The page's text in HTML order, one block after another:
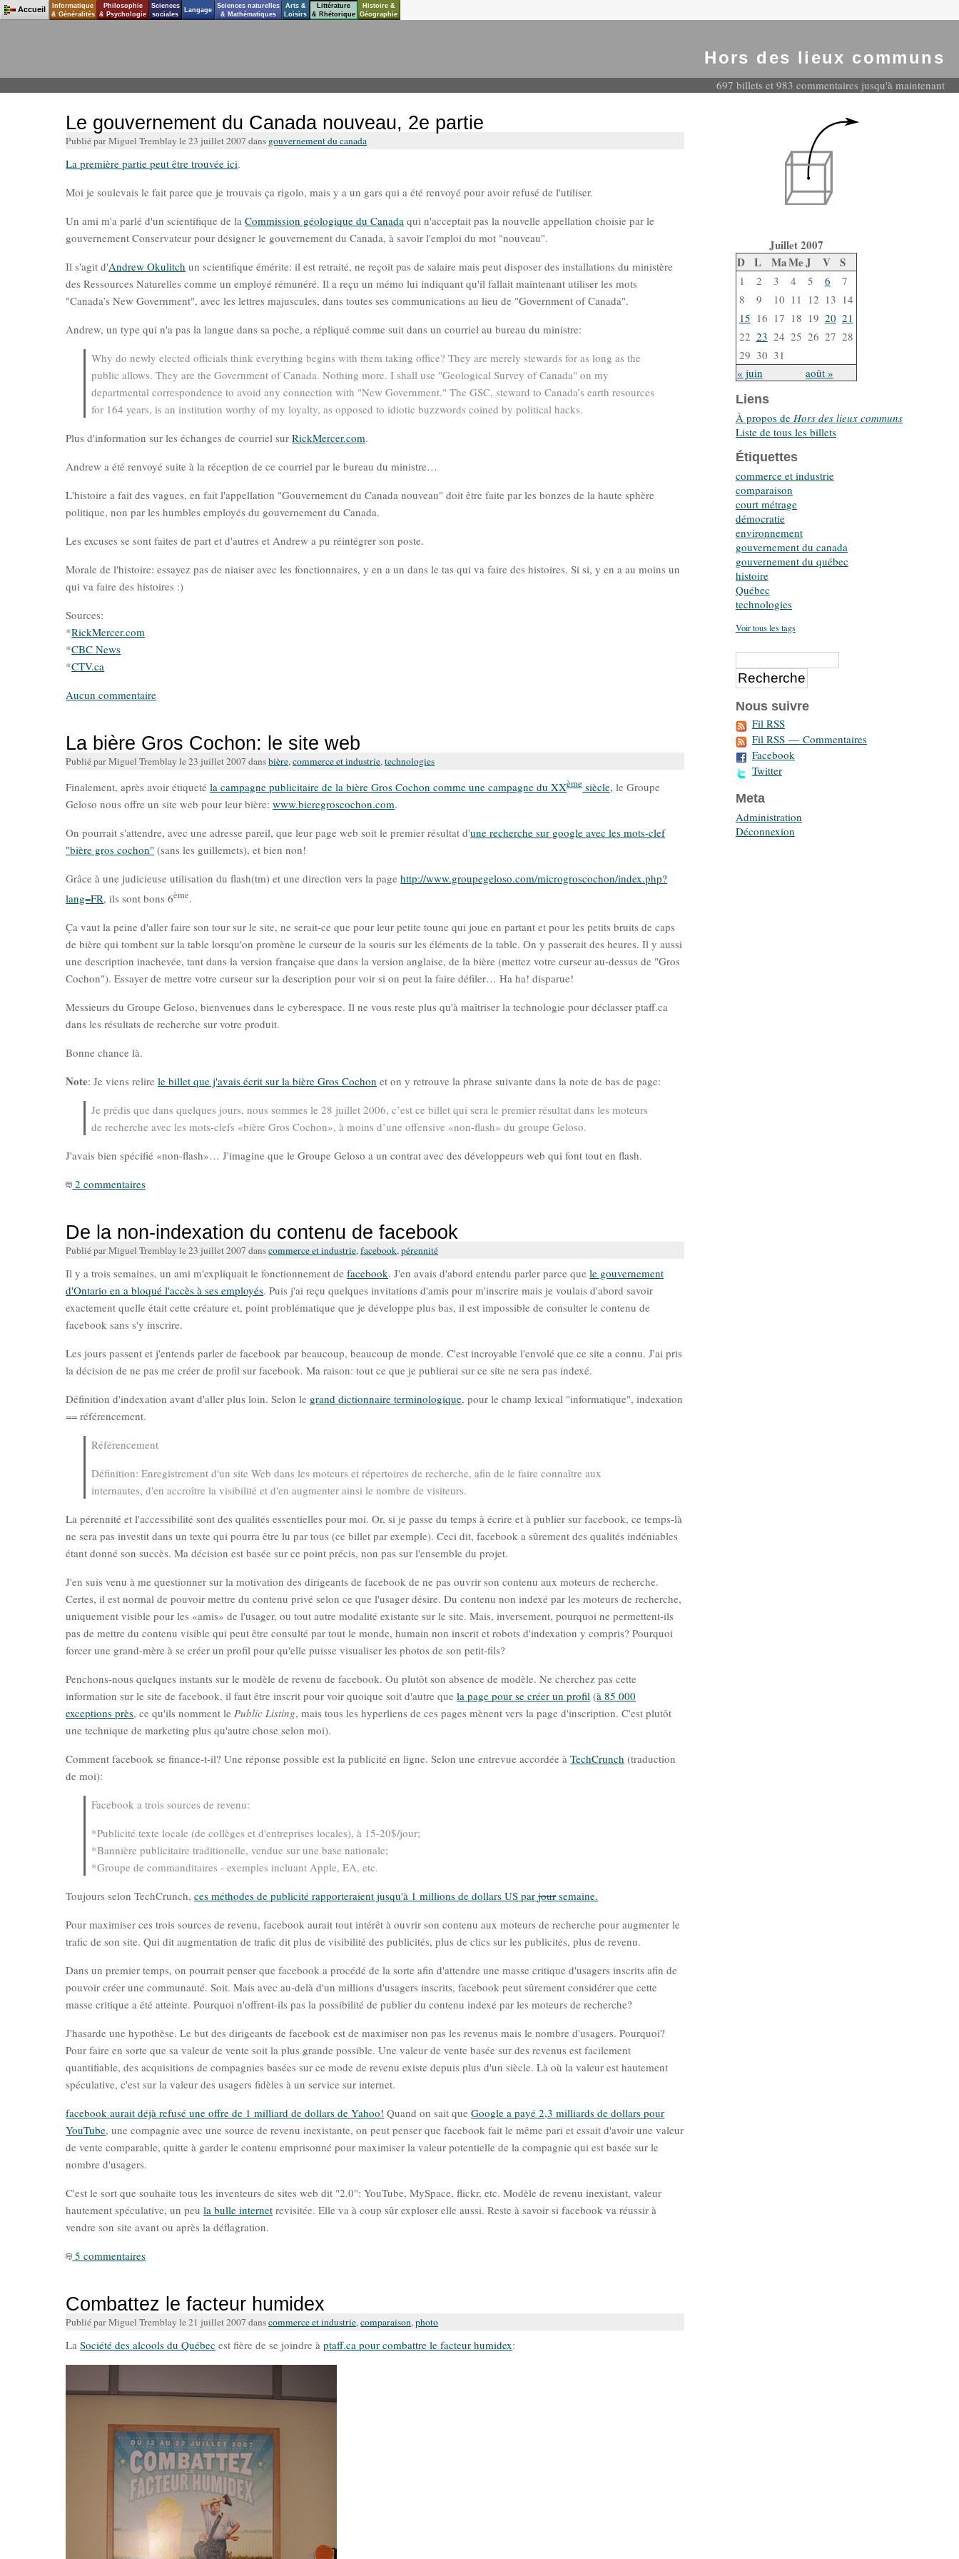
Hors des lieux communs
697 billets et 983 commentaires jusqu'à maintenant
Le gouvernement du Canada nouveau, 2e partie
Publié par Miguel Tremblay le 23 juillet 2007 dans gouvernement du canada
La première partie peut être trouvée ici.
Moi je soulevais le fait parce que je trouvais ça rigolo, mais y a un gars qui a été renvoyé pour avoir refusé de l'utiliser.
Un ami m'a parlé d'un scientifique de laCommission géologique du Canada qui n'acceptait pas la nouvelle appellation choisie par le
gouvernement Conservateur pour désigner le gouvernement du Canada, à savoir l'emploi du mot "nouveau".
Il s'agit d'Andrew Okulitch un scientifique émérite: il est retraité, ne reçoit pas de salaire mais peut disposer des installations du ministère
des Ressources Naturelles comme un employé rémunéré. Il a reçu un mémo lui indiquant qu'il fallait maintenant utiliser les mots
"Canada’s New Government", avec les lettres majuscules, dans toutes ses communications au lieu de "Government of Canada".
Andrew, un type qui n'a pas la langue dans sa poche, a répliqué comme suit dans un courriel au bureau du ministre:
Why do newly elected officials think everything begins with them taking office? They are merely stewards for as long as the
public allows. They are the Government of Canada. Nothing more. I shall use "Geological Survey of Canada" on my
departmental correspondence to avoid any connection with "New Government." The GSC, steward to Canada’s earth resources
for 164 years, is an institution worthy of my loyalty, as opposed to idiotic buzzwords coined by political hacks.
Plus d'information sur les échanges de courriel surRickMercer.com.
Andrew a été renvoyé suite à la réception de ce courriel par le bureau du ministre…
L'histoire a fait des vagues, en fait l'appellation "Gouvernement du Canada nouveau" doit être faite par les bonzes de la haute sphère
politique, non par les humbles employés du gouvernement du Canada.
Les excuses se sont faites de part et d'autres et Andrew a pu réintégrer son poste.
Morale de l'histoire: essayez pas de niaiser avec les fonctionnaires, y en a un dans le tas qui va faire des histoires. Si si, y en a au moins un
qui va faire des histoires :)
Sources:
*RickMercer.com
*CBC News
*CTV.ca
Aucun commentaire
La bière Gros Cochon: le site web
Publié par Miguel Tremblay le 23 juillet 2007 dansbière,commerce et industrie,technologies
Finalement, après avoir étiquetéla campagne publicitaire de la bière Gros Cochon comme une campagne du XXèmesiècle, le Groupe
Geloso nous offre un site web pour leur bière:www.bieregroscochon.com.
On pourrait s'attendre, avec une adresse pareil, que leur page web soit le premier résultat d'une recherche sur google avec les mots-clef
"bière gros cochon" (sans les guillemets), et bien non!
Grâce à une judicieuse utilisation du flash(tm) et une direction vers la pagehttp://www.groupegeloso.com/microgroscochon/index.php?
lang=FR, ils sont bons 6ème.
Ça vaut la peine d'aller faire son tour sur le site, ne serait-ce que pour leur petite toune qui joue en partant et pour les petits bruits de caps
de bière qui tombent sur la table lorsqu'on promène le curseur de la souris sur les éléments de la table. On y passerait des heures. Il y aussi
une description inachevée, tant dans la version française que dans la version anglaise, de la bière (mettez votre curseur au-dessus de "Gros
Cochon"). Essayer de mettre votre curseur sur la description pour voir si on peut la faire défiler… Ha ha! disparue!
Messieurs du Groupe Geloso, bienvenues dans le cyberespace. Il ne vous reste plus qu'à maîtriser la technologie pour déclasser ptaff.ca
dans les résultats de recherche sur votre produit.
Bonne chance là.
Note: Je viens relirele billet que j'avais écrit sur la bière Gros Cochon et on y retrouve la phrase suivante dans la note de bas de page:
Je prédis que dans quelques jours, nous sommes le 28 juillet 2006, c’est ce billet qui sera le premier résultat dans les moteurs
de recherche avec les mots-clefs «bière Gros Cochon», à moins d’une offensive «non-flash» du groupe Geloso.
J'avais bien spécifié «non-flash»… J'imagine que le Groupe Geloso a un contrat avec des développeurs web qui font tout en flash.
2 commentaires
De la non-indexation du contenu de facebook
Publié par Miguel Tremblay le 23 juillet 2007 danscommerce et industrie,facebook,pérennité
Il y a trois semaines, un ami m'expliquait le fonctionnement defacebook. J'en avais d'abord entendu parler parce quele gouvernement
d'Ontario en a bloqué l'accès à ses employés. Puis j'ai reçu quelques invitations d'amis pour m'inscrire mais je voulais d'abord savoir
exactement quelle était cette créature et, point problématique que je développe plus bas, il est impossible de consulter le contenu de
facebook sans s'y inscrire.
Les jours passent et j'entends parler de facebook par beaucoup, beaucoup de monde. C'est incroyable l'envolé que ce site a connu. J'ai pris
la décision de ne pas me créer de profil sur facebook. Ma raison: tout ce que je publierai sur ce site ne sera pas indexé.
Définition d'indexation avant d'aller plus loin. Selon le grand dictionnaire terminologique, pour le champ lexical "informatique", indexation
== référencement.
Référencement
Définition: Enregistrement d'un site Web dans les moteurs et répertoires de recherche, afin de le faire connaître aux
internautes, d'en accroître la visibilité et d'en augmenter ainsi le nombre de visiteurs.
La pérennité et l'accessibilité sont des qualités essentielles pour moi. Or, si je passe du temps à écrire et à publier sur facebook, ce temps-là
ne sera pas investit dans un texte qui pourra être lu par tous (ce billet par exemple). Ceci dit, facebook a sûrement des qualités indéniables
étant donné son succès. Ma décision est basée sur ce point précis, non pas sur l'ensemble du projet.
J'en suis venu à me questionner sur la motivation des dirigeants de facebook de ne pas ouvrir son contenu aux moteurs de recherche.
Certes, il est normal de pouvoir mettre du contenu privé selon ce que l'usager désire. Du contenu non indexé par les moteurs de recherche,
uniquement visible pour les «amis» de l'usager, ou tout autre modalité existante sur le site. Mais, inversement, pourquoi ne permettent-ils
pas de mettre du contenu visible qui peut être consulté par tout le monde, humain non inscrit et robots d'indexation y compris? Pourquoi
forcer une grand-mère à se créer un profil pour qu'elle puisse visualiser les photos de son petit-fils?
Penchons-nous quelques instants sur le modèle de revenu de facebook. Ou plutôt son absence de modèle. Ne cherchez pas cette
information sur le site de facebook, il faut être inscrit pour voir quoique soit d'autre quela page pour se créer un profil (à 85 000
exceptions près, ce qu'ils nomment lePublic Listing, mais tous les hyperliens de ces pages mènent vers la page d'inscription. C'est plutôt
une technique de marketing plus qu'autre chose selon moi).
Comment facebook se finance-t-il? Une réponse possible est la publicité en ligne. Selon une entrevue accordée àTechCrunch (traduction
de moi):
Facebook a trois sources de revenu:
*Publicité texte locale (de collèges et d'entreprises locales), à 15-20$/jour;
*Bannière publicitaire traditionelle, vendue sur une base nationale;
*Groupe de commanditaires - exemples incluant Apple, EA, etc.
Toujours selon TechCrunch,ces méthodes de publicité rapporteraient jusqu'à 1 millions de dollars US parjoursemaine.
Pour maximiser ces trois sources de revenu, facebook aurait tout intérêt à ouvrir son contenu aux moteurs de recherche pour augmenter le
trafic de son site. Qui dit augmentation de trafic dit plus de visibilité des publicités, plus de clics sur les publicités, plus de revenu.
Dans un premier temps, on pourrait penser que facebook a procédé de la sorte afin d'attendre une masse critique d'usagers inscrits afin de
pouvoir créer une communauté. Soit. Mais avec au-delà d'un millions d'usagers inscrits, facebook peut sûrement considérer que cette
masse critique a été atteinte. Pourquoi n'offrent-ils pas la possibilité de publier du contenu indexé par les moteurs de recherche?
J'hasarde une hypothèse. Le but des dirigeants de facebook est de maximiser non pas les revenus mais le nombre d'usagers. Pourquoi?
Pour faire en sorte que sa valeur de vente soit la plus grande possible. Une valeur de vente basée sur des revenus est facilement
quantifiable, des acquisitions de compagnies basées sur ce mode de revenu existe depuis plus d'un siècle. Là où la valeur est hautement
spéculative, c'est sur la valeur des usagers fidèles à un service sur internet.
facebook aurait déjà refusé une offre de 1 milliard de dollars de Yahoo! Quand on sait queGoogle a payé 2,3 milliards de dollars pour
YouTube, une compagnie avec une source de revenu inexistante, on peut penser que facebook fait le même pari et essait d'avoir une valeur
de vente comparable, quitte à garder le contenu emprisonné pour maximiser la valeur potentielle de la compagnie qui est basée sur le
nombre d'usagers.
C'est le sort que souhaite tous les inventeurs de sites web dit "2.0": YouTube, MySpace, flickr, etc. Modèle de revenu inexistant, valeur
hautement spéculative, un peula bulle internet revisitée. Elle va à coup sûr exploser elle aussi. Reste à savoir si facebook va réussir à
vendre son site avant ou après la déflagration.
5 commentaires
Combattez le facteur humidex
Publié par Miguel Tremblay le 21 juillet 2007 danscommerce et industrie,comparaison,photo
LaSociété des alcools du Québec est fière de se joindre àptaff.ca pour combattre le facteur humidex:
Juillet 2007
D L MaMeJ V S
« juin août »
1 2 3 4 5 6
7
8
9 10 11 12 13 14
15 16 17 18 19 20 21
22 23 24 25 26 27 28
29 30 31
Liens
À propos de Hors des lieux communs
Liste de tous les billets
Étiquettes
commerce et industrie
comparaison
court métrage
démocratie
environnement
gouvernement du canada
gouvernement du québec
histoire
Québec
technologies
Voir tous les tags
Nous suivre
Fil RSS
Fil RSS — Commentaires
Facebook
Twitter
Meta
Administration
Déconnexion
Accueil
Informatique
& Généralités
Philosophie
& Psychologie
Sciences
sociales
Langage
Sciences naturelles
& Mathématiques
Arts &
Loisirs
Littérature
& Rhétorique
Histoire &
Géographie